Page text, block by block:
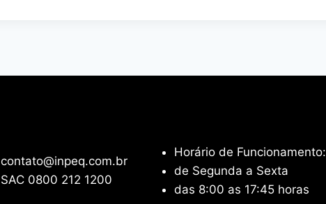
contato@inpeq.com.br
SAC 0800 212 1200
Horário de Funcionamento:
de Segunda a Sexta
das 8:00 as 17:45 horas